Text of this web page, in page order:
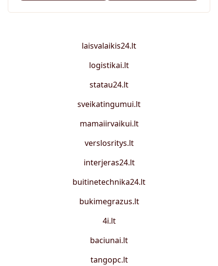
laisvalaikis24.lt
logistikai.lt
statau24.lt
sveikatingumui.lt
mamaiirvaikui.lt
verslosritys.lt
interjeras24.lt
buitinetechnika24.lt
bukimegrazus.lt
4i.lt
baciunai.lt
tangopc.lt